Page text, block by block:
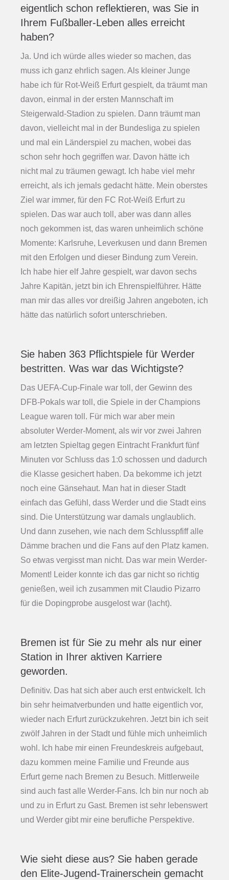
eigentlich schon reflektieren, was Sie in
Ihrem Fußballer-Leben alles erreicht
haben?
Ja. Und ich würde alles wieder so machen, das
muss ich ganz ehrlich sagen. Als kleiner Junge
habe ich für Rot-Weiß Erfurt gespielt, da träumt man
davon, einmal in der ersten Mannschaft im
Steigerwald-Stadion zu spielen. Dann träumt man
davon, vielleicht mal in der Bundesliga zu spielen
und mal ein Länderspiel zu machen, wobei das
schon sehr hoch gegriffen war. Davon hätte ich
nicht mal zu träumen gewagt. Ich habe viel mehr
erreicht, als ich jemals gedacht hätte. Mein oberstes
Ziel war immer, für den FC Rot-Weiß Erfurt zu
spielen. Das war auch toll, aber was dann alles
noch gekommen ist, das waren unheimlich schöne
Momente: Karlsruhe, Leverkusen und dann Bremen
mit den Erfolgen und dieser Bindung zum Verein.
Ich habe hier elf Jahre gespielt, war davon sechs
Jahre Kapitän, jetzt bin ich Ehrenspielführer. Hätte
man mir das alles vor dreißig Jahren angeboten, ich
hätte das natürlich sofort unterschrieben.
Sie haben 363 Pflichtspiele für Werder
bestritten. Was war das Wichtigste?
Das UEFA-Cup-Finale war toll, der Gewinn des
DFB-Pokals war toll, die Spiele in der Champions
League waren toll. Für mich war aber mein
absoluter Werder-Moment, als wir vor zwei Jahren
am letzten Spieltag gegen Eintracht Frankfurt fünf
Minuten vor Schluss das 1:0 schossen und dadurch
die Klasse gesichert haben. Da bekomme ich jetzt
noch eine Gänsehaut. Man hat in dieser Stadt
einfach das Gefühl, dass Werder und die Stadt eins
sind. Die Unterstützung war damals unglaublich.
Und dann zusehen, wie nach dem Schlusspfiff alle
Dämme brachen und die Fans auf den Platz kamen.
So etwas vergisst man nicht. Das war mein Werder-
Moment! Leider konnte ich das gar nicht so richtig
genießen, weil ich zusammen mit Claudio Pizarro
für die Dopingprobe ausgelost war (lacht).
Bremen ist für Sie zu mehr als nur einer
Station in Ihrer aktiven Karriere
geworden.
Definitiv. Das hat sich aber auch erst entwickelt. Ich
bin sehr heimatverbunden und hatte eigentlich vor,
wieder nach Erfurt zurückzukehren. Jetzt bin ich seit
zwölf Jahren in der Stadt und fühle mich unheimlich
wohl. Ich habe mir einen Freundeskreis aufgebaut,
dazu kommen meine Familie und Freunde aus
Erfurt gerne nach Bremen zu Besuch. Mittlerweile
sind auch fast alle Werder-Fans. Ich bin nur noch ab
und zu in Erfurt zu Gast. Bremen ist sehr lebenswert
und Werder gibt mir eine berufliche Perspektive.
Wie sieht diese aus? Sie haben gerade
den Elite-Jugend-Trainerschein gemacht